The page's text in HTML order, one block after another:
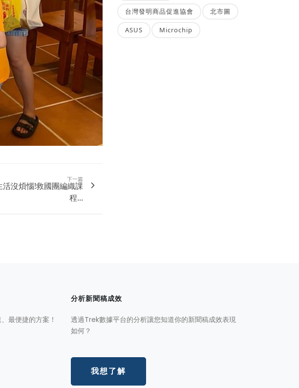
下一篇
沒煩惱!救國團編織課
程...
台灣發明商品促進協會 北市圖
ASUS Microchip
最便捷的方案！
分析新聞稿成效
透過Trek數據平台的分析讓您知道你的新聞稿成效表現
如何？
我想了解